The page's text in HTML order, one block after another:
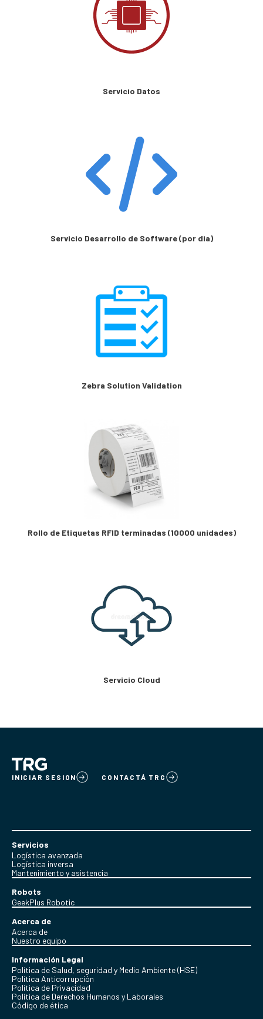
Servicio Datos
Servicio Desarrollo de Software (por dia)
Zebra Solution Validation
Rollo de Etiquetas RFID terminadas (10000 unidades)
Servicio Cloud
INICIAR SESION CONTACTÁ TRG
Servicios
Logística avanzada
Logística inversa
Mantenimiento y asistencia
Robots
GeekPlus Robotic
Acerca de
Acerca de
Nuestro equipo
Información Legal
Política de Salud, seguridad y Medio Ambiente (HSE)
Política Anticorrupción
Politica de Privacidad
Política de Derechos Humanos y Laborales
Código de ética